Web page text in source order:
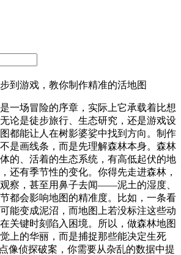
到游戏，教你制作精准的活地图
一场冒险的序章，实际上它承载着比想
论是徒步旅行、生态研究，还是游戏设
都能让人在树影婆娑中找到方向。制作
是画线条，而是先理解森林本身。森林
的、活着的生态系统，有高低起伏的地
还有季节性的变化。你得先走进森林，
察，甚至用鼻子去闻——泥土的湿度、
都会影响地图的精准度。比如，一条看
能变成泥沼，而地图上若没标注这些动
关键时刻陷入困境。所以，做森林地图
上的华丽，而是捕捉那些能决定生死
像侦探破案，你需要从杂乱的数据中提